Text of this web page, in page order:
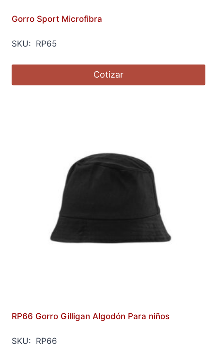
Gorro Sport Microfibra
SKU: RP65
Cotizar
RP66 Gorro Gilligan Algodón Para niños
SKU: RP66